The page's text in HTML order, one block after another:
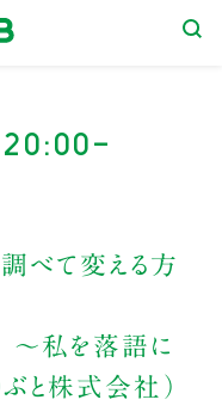
べて変える方
〜私を落語に
と株式会社）